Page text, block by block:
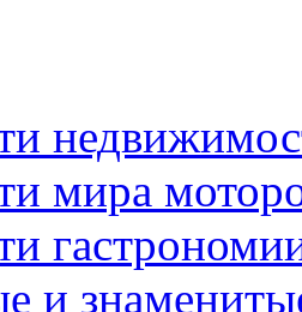
мира
и